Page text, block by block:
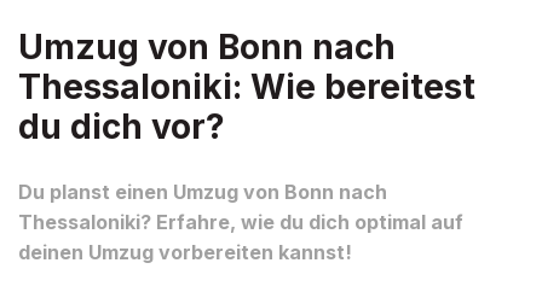
Umzug von Bonn nach
Thessaloniki: Wie bereitest
du dich vor?
Du planst einen Umzug von Bonn nach
Thessaloniki? Erfahre, wie du dich optimal auf
deinen Umzug vorbereiten kannst!